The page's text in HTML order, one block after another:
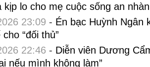
kịp lo cho mẹ cuộc sống an
23:09 - Én bạc Huỳnh Ngân
cho “đối thủ”
22:46 - Diễn viên Dương
nếu mình không làm”